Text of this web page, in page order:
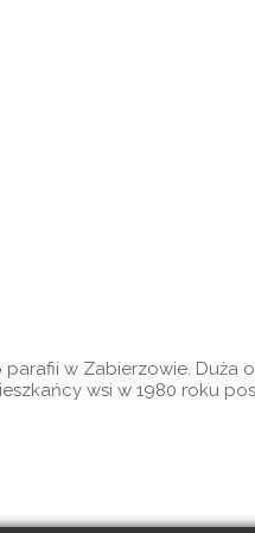
w Zabierzowie. Duża
wsi w 1980 roku